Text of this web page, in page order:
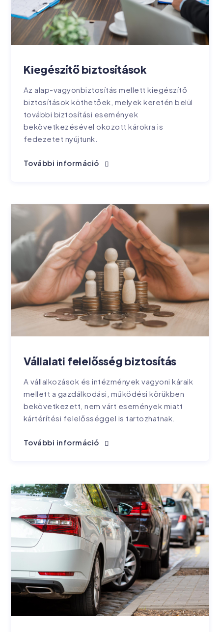
Kiegészítő biztosítások
Az alap-vagyonbiztosítás mellett kiegészítő
biztosítások köthetőek, melyek keretén belül
további biztosítási események
bekövetkezésével okozott károkra is
fedezetet nyújtunk.
További információ
Vállalati felelősség biztosítás
A vállalkozások és intézmények vagyoni káraik
mellett a gazdálkodási, működési körükben
bekövetkezett, nem várt események miatt
kártérítési felelősséggel is tartozhatnak.
További információ